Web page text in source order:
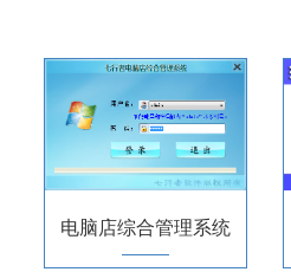
电脑店综合管理系统
V4.3.0